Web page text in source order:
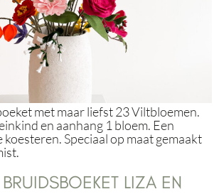
met maar liefst 23 Viltbloemen.
en aanhang 1 bloem. Een
Speciaal op maat gemaakt
LIZA EN